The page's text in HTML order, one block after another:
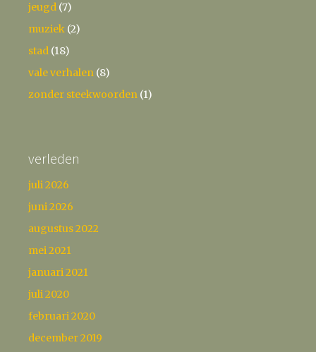
jeugd (7)
muziek (2)
stad (18)
vale verhalen (8)
zonder steekwoorden (1)
verleden
juli 2026
juni 2026
augustus 2022
mei 2021
januari 2021
juli 2020
februari 2020
december 2019